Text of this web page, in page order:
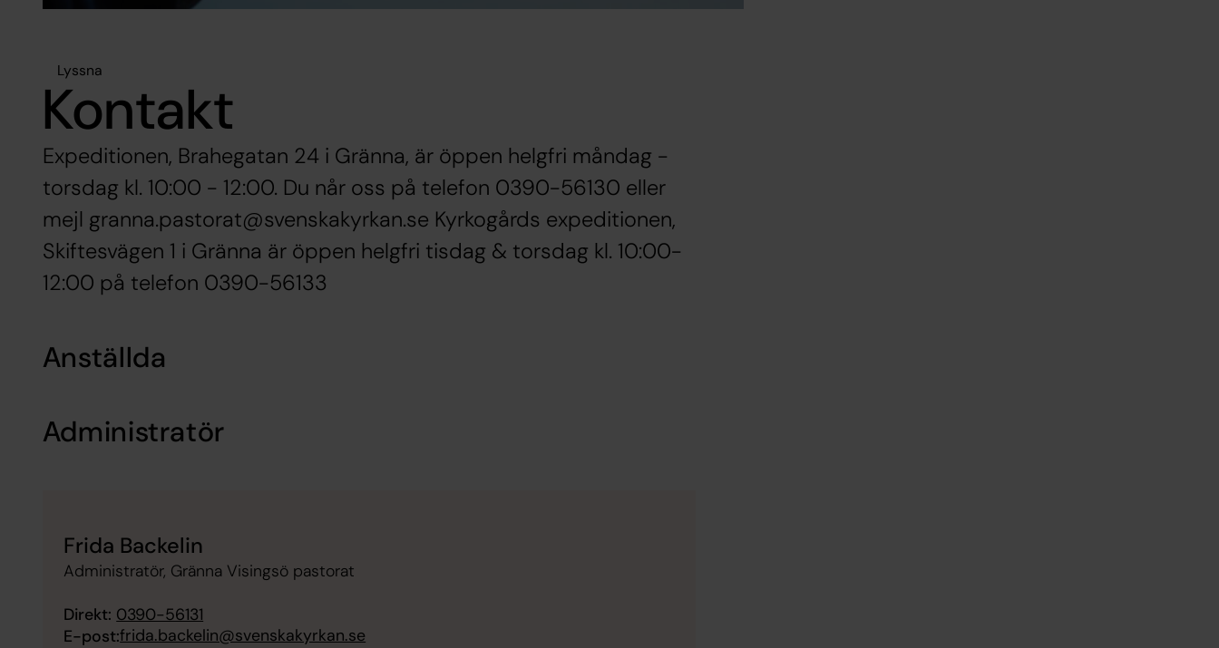
Lyssna
Kontakt
Expeditionen, Brahegatan 24 i Gränna, är öppen helgfri måndag -
torsdag kl. 10:00 - 12:00. Du når oss på telefon 0390-56130 eller
mejl granna.pastorat@svenskakyrkan.se Kyrkogårds expeditionen,
Skiftesvägen 1 i Gränna är öppen helgfri tisdag & torsdag kl. 10:00-
12:00 på telefon 0390-56133
Anställda
Administratör
Frida Backelin
Administratör, Gränna Visingsö pastorat
Direkt: 0390-56131
E-post:frida.backelin@svenskakyrkan.se